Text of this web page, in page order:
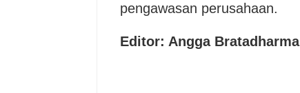
pengawasan perusahaan.
Editor: Angga Bratadharma